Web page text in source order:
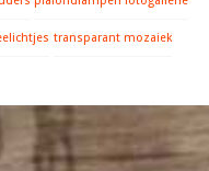
transparant mozaiek